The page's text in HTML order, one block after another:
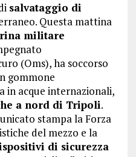
salvataggio di
Questa mattina
militare
(Oms), ha soccorso
gommone
in acque internazionali,
a nord di Tripoli.
stampa la Forza
del mezzo e la
di sicurezza